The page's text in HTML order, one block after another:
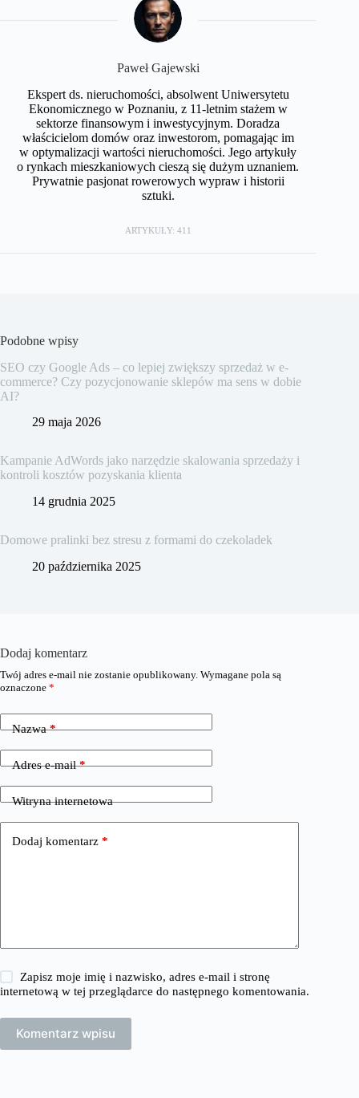
Paweł Gajewski
Ekspert ds. nieruchomości, absolwent Uniwersytetu
Ekonomicznego w Poznaniu, z 11-letnim stażem w
sektorze finansowym i inwestycyjnym. Doradza
właścicielom domów oraz inwestorom, pomagając im
w optymalizacji wartości nieruchomości. Jego artykuły
o rynkach mieszkaniowych cieszą się dużym uznaniem.
Prywatnie pasjonat rowerowych wypraw i historii
sztuki.
ARTYKUŁY: 411
Podobne wpisy
SEO czy Google Ads – co lepiej zwiększy sprzedaż w e-
commerce? Czy pozycjonowanie sklepów ma sens w dobie
AI?
29 maja 2026
Kampanie AdWords jako narzędzie skalowania sprzedaży i
kontroli kosztów pozyskania klienta
14 grudnia 2025
Domowe pralinki bez stresu z formami do czekoladek
20 października 2025
Dodaj komentarz
Twój adres e-mail nie zostanie opublikowany. Wymagane pola są
oznaczone *
Nazwa*
Adres e-mail*
Witryna internetowa
Dodaj komentarz *
Zapisz moje imię i nazwisko, adres e-mail i stronę
internetową w tej przeglądarce do następnego komentowania.
Komentarz wpisu